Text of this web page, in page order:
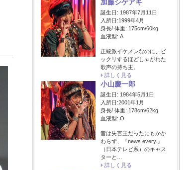
加藤シゲアキ
誕生日: 1987年7月11日
入所日:1999年4月
身長/ 体重: 175cm/60kg
血液型: A
正統派イケメンなのに、ビ
ックリするほどしゃがれた
歌声の持ち主。
詳しく見る
小山慶一郎
誕生日: 1984年5月1日
入所日:2001年1月
身長/ 体重: 178cm/62kg
血液型: O
昔は失言王だったにもかか
わらず、『news every.』
（日本テレビ系）のキャス
ターと…
詳しく見る